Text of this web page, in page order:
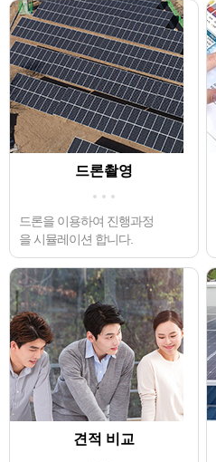
드론촬영
드론을 이용하여 진행과정
을 시뮬레이션 합니다.
견적 비교